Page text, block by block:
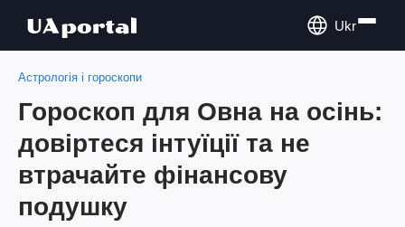
Ukr
Астрологія і гороскопи
Гороскоп для Овна на осінь:
довіртеся інтуїції та не
втрачайте фінансову
подушку